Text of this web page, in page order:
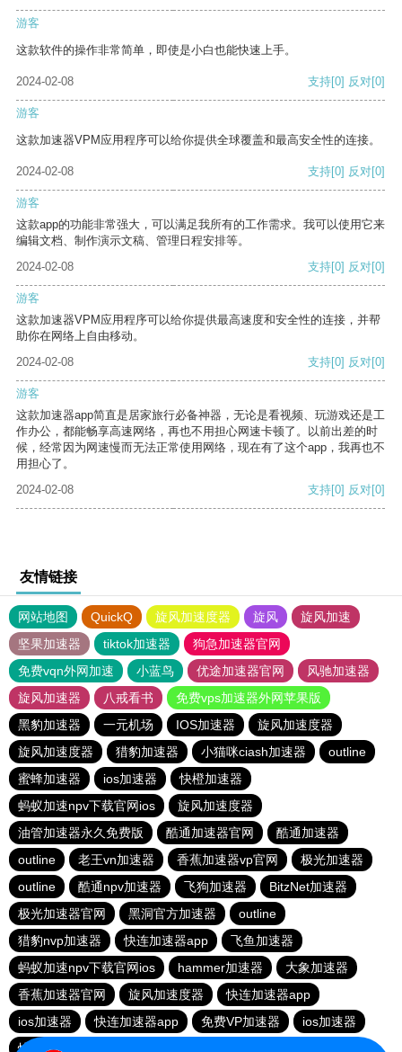
游客
这款软件的操作非常简单，即使是小白也能快速上手。
2024-02-08 支持[0] 反对[0]
游客
这款加速器VPM应用程序可以给你提供全球覆盖和最高安全性的连接。
2024-02-08 支持[0] 反对[0]
游客
这款app的功能非常强大，可以满足我所有的工作需求。我可以使用它来
编辑文档、制作演示文稿、管理日程安排等。
2024-02-08
支持[0] 反对[0]
游客
这款加速器VPM应用程序可以给你提供最高速度和安全性的连接，并帮
助你在网络上自由移动。
2024-02-08
支持[0] 反对[0]
游客
这款加速器app简直是居家旅行必备神器，无论是看视频、玩游戏还是工
作办公，都能畅享高速网络，再也不用担心网速卡顿了。以前出差的时
候，经常因为网速慢而无法正常使用网络，现在有了这个app，我再也不
用担心了。
2024-02-08
支持[0] 反对[0]
友情链接
网站地图 QuickQ 旋风加速度器 旋风
旋风加速
坚果加速器
tiktok加速器
狗急加速器官网
免费vqn外网加速
小蓝鸟 优途加速器官网
风驰加速器
旋风加速器
八戒看书
免费vps加速器外网苹果版
黑豹加速器
一元机场 IOS加速器
旋风加速度器
旋风加速度器
猎豹加速器 小猫咪ciash加速器
outline
蜜蜂加速器
ios加速器
快橙加速器
蚂蚁加速npv下载官网ios
旋风加速度器
油管加速器永久免费版
酷通加速器官网
酷通加速器
outline
老王vn加速器 香蕉加速器vp官网
极光加速器
outline
酷通npv加速器 飞狗加速器
BitzNet加速器
极光加速器官网
黑洞官方加速器
outline
猎豹nvp加速器
快连加速器app
飞鱼加速器
蚂蚁加速npv下载官网ios
hammer加速器
大象加速器
香蕉加速器官网
旋风加速度器
快连加速器app
ios加速器
快连加速器app 免费VP加速器
ios加速器
快连加速器app